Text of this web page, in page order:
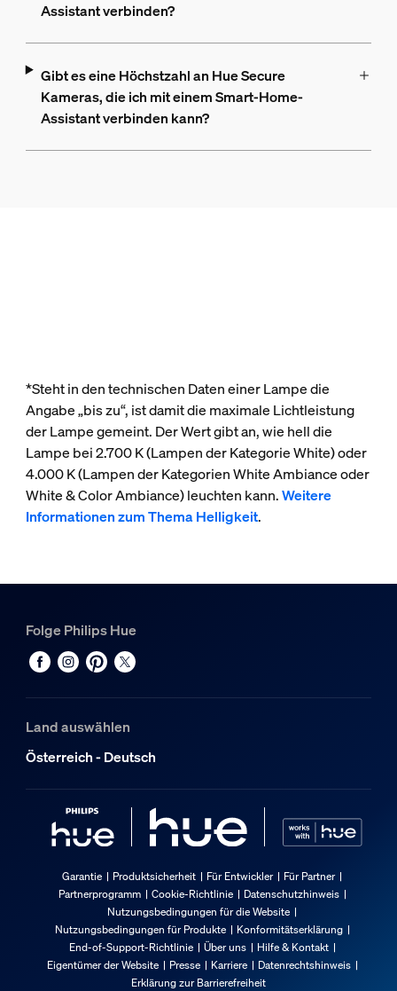
Assistant verbinden?
Gibt es eine Höchstzahl an Hue Secure
Kameras, die ich mit einem Smart-Home-
Assistant verbinden kann?
*Steht in den technischen Daten einer Lampe die
Angabe „bis zu“, ist damit die maximale Lichtleistung
der Lampe gemeint. Der Wert gibt an, wie hell die
Lampe bei 2.700 K (Lampen der Kategorie White) oder
4.000 K (Lampen der Kategorien White Ambiance oder
White & Color Ambiance) leuchten kann.Weitere
Informationen zum Thema Helligkeit.
Folge Philips Hue
Land auswählen
Österreich - Deutsch
Garantie Produktsicherheit Für Entwickler
Für Partner
Partnerprogramm
Cookie-Richtlinie
Datenschutzhinweis
Nutzungsbedingungen für die Website
Nutzungsbedingungen für Produkte
Konformitätserklärung
End-of-Support-Richtlinie
Über uns
Hilfe & Kontakt
Eigentümer der Website
Presse Karriere
Datenrechtshinweis
Erklärung zur Barrierefreiheit